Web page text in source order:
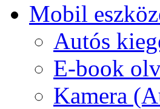
Mobil
Autós
E-book
Kamera